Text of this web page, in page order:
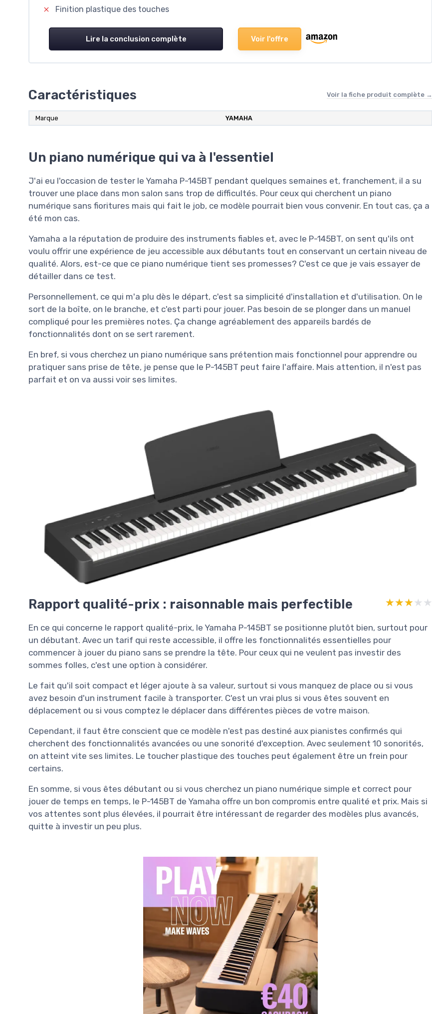
Finition plastique des touches
Lire la conclusion complète Voir l'offre
Caractéristiques Voir la fiche produit complète →
Marque YAMAHA
Un piano numérique qui va à l'essentiel
J'ai eu l'occasion de tester le Yamaha P-145BT pendant quelques semaines et, franchement, il a su
trouver une place dans mon salon sans trop de difficultés. Pour ceux qui cherchent un piano
numérique sans fioritures mais qui fait le job, ce modèle pourrait bien vous convenir. En tout cas, ça a
été mon cas.
Yamaha a la réputation de produire des instruments fiables et, avec le P-145BT, on sent qu'ils ont
voulu offrir une expérience de jeu accessible aux débutants tout en conservant un certain niveau de
qualité. Alors, est-ce que ce piano numérique tient ses promesses? C'est ce que je vais essayer de
détailler dans ce test.
Personnellement, ce qui m'a plu dès le départ, c'est sa simplicité d'installation et d'utilisation. On le
sort de la boîte, on le branche, et c'est parti pour jouer. Pas besoin de se plonger dans un manuel
compliqué pour les premières notes. Ça change agréablement des appareils bardés de
fonctionnalités dont on se sert rarement.
En bref, si vous cherchez un piano numérique sans prétention mais fonctionnel pour apprendre ou
pratiquer sans prise de tête, je pense que le P-145BT peut faire l'affaire. Mais attention, il n'est pas
parfait et on va aussi voir ses limites.
Rapport qualité-prix : raisonnable mais perfectible ★★★★★
★★★★★
En ce qui concerne le rapport qualité-prix, le Yamaha P-145BT se positionne plutôt bien, surtout pour
un débutant. Avec un tarif qui reste accessible, il offre les fonctionnalités essentielles pour
commencer à jouer du piano sans se prendre la tête. Pour ceux qui ne veulent pas investir des
sommes folles, c'est une option à considérer.
Le fait qu'il soit compact et léger ajoute à sa valeur, surtout si vous manquez de place ou si vous
avez besoin d'un instrument facile à transporter. C'est un vrai plus si vous êtes souvent en
déplacement ou si vous comptez le déplacer dans différentes pièces de votre maison.
Cependant, il faut être conscient que ce modèle n'est pas destiné aux pianistes confirmés qui
cherchent des fonctionnalités avancées ou une sonorité d'exception. Avec seulement 10 sonorités,
on atteint vite ses limites. Le toucher plastique des touches peut également être un frein pour
certains.
En somme, si vous êtes débutant ou si vous cherchez un piano numérique simple et correct pour
jouer de temps en temps, le P-145BT de Yamaha offre un bon compromis entre qualité et prix. Mais si
vos attentes sont plus élevées, il pourrait être intéressant de regarder des modèles plus avancés,
quitte à investir un peu plus.